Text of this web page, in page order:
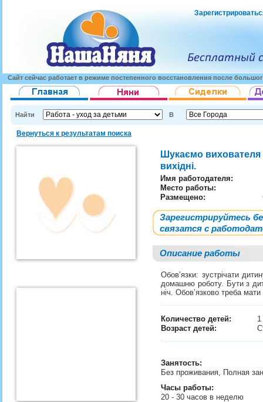
Сайт сейчас работает в режиме постепенного восстановления после
Найти В
Вернуться к результатам поиска
Шукаємо вихователя
вихідні.
Имя работодателя:
Место работы:
Размещено:
Зарегистрируйтесь
связатся с
Описание работы
Обов’язки: зустрічати
домашню роботу. Бути з
ніч. Обов’язково треба
Количество детей:
1
Возраст детей:
Занятость:
Без проживания, Полная
Часы работы:
20 - 30 часов в неделю